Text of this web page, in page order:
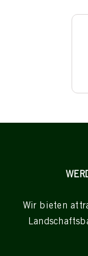
Wir bieten